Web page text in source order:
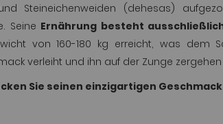
Steineichenweiden (dehesas)
Seine Ernährung besteht
von 160-180 kg erreicht, was dem
verleiht und ihn auf der Zunge
Sie seinen einzigartigen